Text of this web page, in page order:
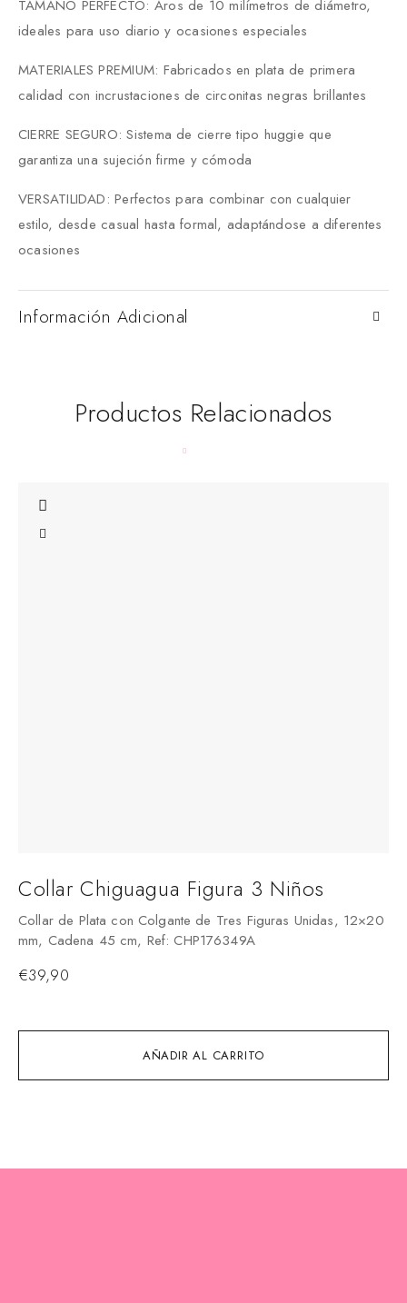
TAMAÑO PERFECTO: Aros de 10 milímetros de diámetro,
ideales para uso diario y ocasiones especiales
MATERIALES PREMIUM: Fabricados en plata de primera
calidad con incrustaciones de circonitas negras brillantes
CIERRE SEGURO: Sistema de cierre tipo huggie que
garantiza una sujeción firme y cómoda
VERSATILIDAD: Perfectos para combinar con cualquier
estilo, desde casual hasta formal, adaptándose a diferentes
ocasiones
Información Adicional
Productos Relacionados
AÑADIR AL CARRITO
Collar Chiguagua Figura 3 Niños
Collar de Plata con Colgante de Tres Figuras Unidas, 12×20
mm, Cadena 45 cm, Ref: CHP176349A
€39,90